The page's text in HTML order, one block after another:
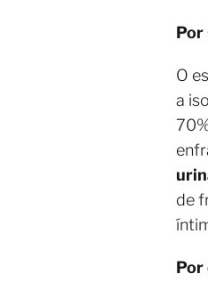
Por
O
a
de
Por